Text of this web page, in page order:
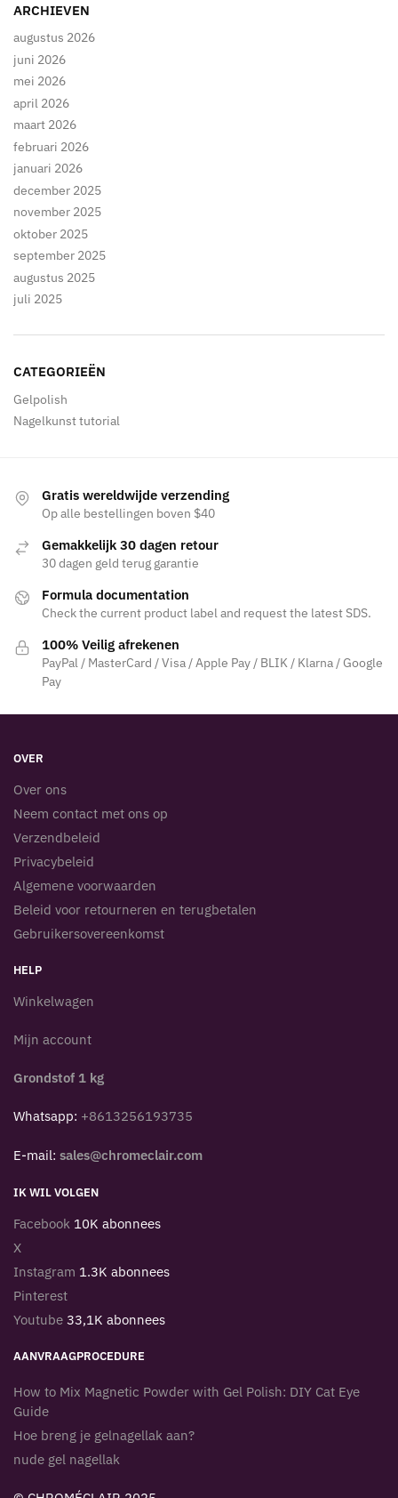
ARCHIEVEN
augustus 2026
juni 2026
mei 2026
april 2026
maart 2026
februari 2026
januari 2026
december 2025
november 2025
oktober 2025
september 2025
augustus 2025
juli 2025
CATEGORIEËN
Gelpolish
Nagelkunst tutorial
Gratis wereldwijde verzending
Op alle bestellingen boven $40
Gemakkelijk 30 dagen retour
30 dagen geld terug garantie
Formula documentation
Check the current product label and request the latest SDS.
100% Veilig afrekenen
PayPal / MasterCard / Visa / Apple Pay / BLIK / Klarna / Google
Pay
OVER
Over ons
Neem contact met ons op
Verzendbeleid
Privacybeleid
Algemene voorwaarden
Beleid voor retourneren en terugbetalen
Gebruikersovereenkomst
HELP
Winkelwagen
Mijn account
Grondstof 1 kg
Whatsapp: +8613256193735
E-mail: sales@chromeclair.com
IK WIL VOLGEN
Facebook 10K abonnees
X
Instagram 1.3K abonnees
Pinterest
Youtube 33,1K abonnees
AANVRAAGPROCEDURE
How to Mix Magnetic Powder with Gel Polish: DIY Cat Eye
Guide
Hoe breng je gelnagellak aan?
nude gel nagellak